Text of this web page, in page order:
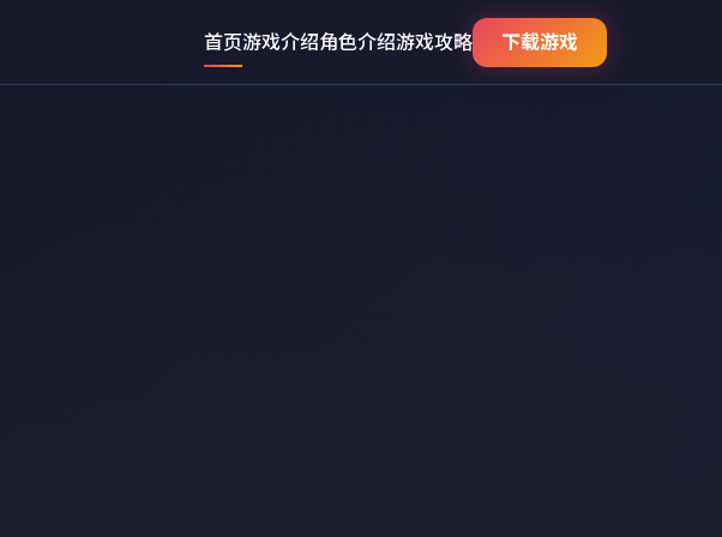
首页游戏介绍角色介绍游戏攻略 下载游戏